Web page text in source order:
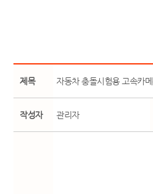
제목 자동차 충돌시험용 고속카
작성자 관리자